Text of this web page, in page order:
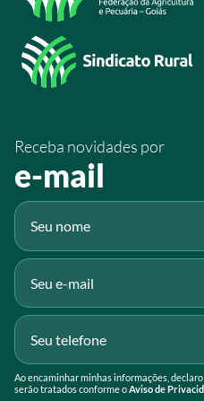
/SistemaFaeg
/sistemafaeg
/SistemaFaeg
Receba novidades por
e-mail
Ao encaminhar minhas informações,
serão tratados conforme oAviso de